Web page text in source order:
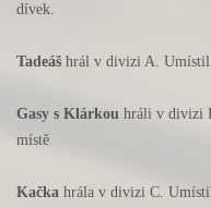
dívek.
Tadeáš hrál v divizi A. Umístil
Gasy s Klárkou hráli v divizi
místě
Kačka hrála v divizi C.